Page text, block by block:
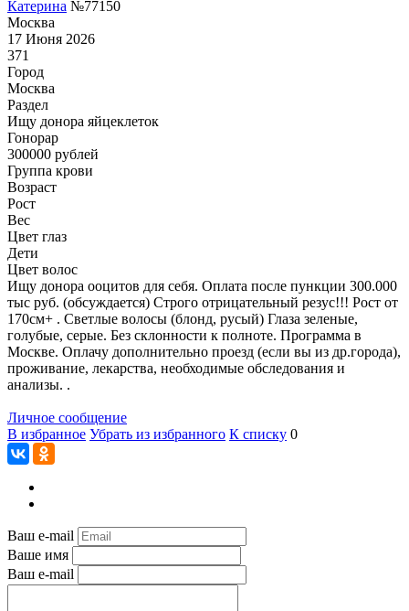
Катерина №77150
Москва
17 Июня 2026
371
Город
Москва
Раздел
Ищу донора яйцеклеток
Гонoрар
300000 рублей
Группа крови
Возраст
Рост
Вес
Цвет глаз
Дети
Цвет волос
Ищу донора ооцитов для себя. Оплата после пункции 300.000
тыс руб. (обсуждается) Строго отрицательный резус!!! Рост от
170см+ . Светлые волосы (блонд, русый) Глаза зеленые,
голубые, серые. Без склонности к полноте. Программа в
Москве. Оплачу дополнительно проезд (если вы из др.города),
проживание, лекарства, необходимые обследования и
анализы. .
Личное сообщение
В избранное Убрать из избранного К списку 0
Ваш e-mail
Ваше имя
Ваш e-mail